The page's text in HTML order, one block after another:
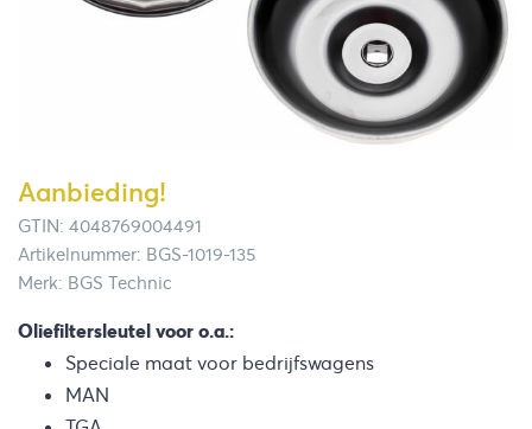
Aanbieding!
GTIN: 4048769004491
Artikelnummer: BGS-1019-135
Merk: BGS Technic
Oliefiltersleutel voor o.a.:
Speciale maat voor bedrijfswagens
MAN